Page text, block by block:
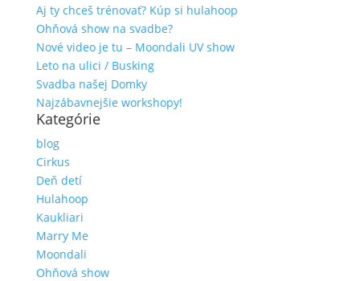
Aj ty chceš trénovať? Kúp si hulahoop
Ohňová show na svadbe?
Nové video je tu – Moondali UV show
Leto na ulici / Busking
Svadba našej Domky
Najzábavnejšie workshopy!
Kategórie
blog
Cirkus
Deň detí
Hulahoop
Kaukliari
Marry Me
Moondali
Ohňová show